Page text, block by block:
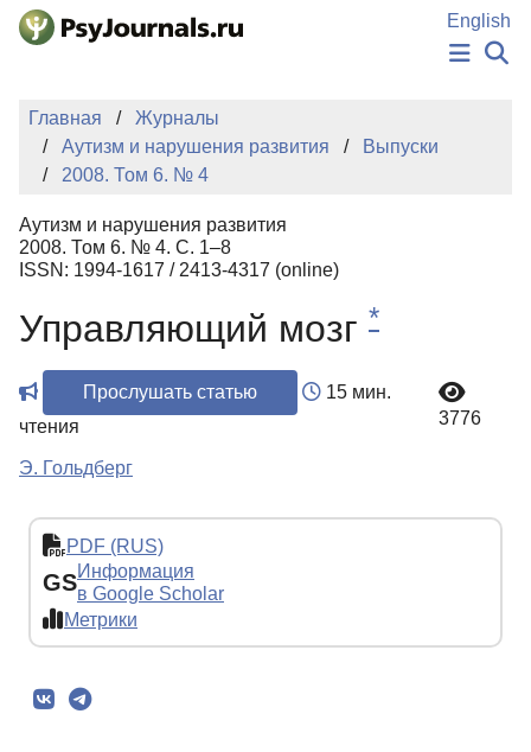
Перейти к основному содержанию
English
НОВОСТИ
АВТОРЫ
КЛЮЧЕВЫЕ СЛОВА
Регистрация
Главная
Журналы
Аутизм и нарушения развития
Выпуски
2008. Том 6. № 4
Аутизм и нарушения развития
2008. Том 6. № 4. С. 1–8
ISSN: 1994-1617 / 2413-4317 (online)
Управляющий мозг *
Прослушать статью
15 мин.
чтения
3776
Э. Гольдберг
PDF (RUS)
GSИнформация
в Google Scholar
Метрики